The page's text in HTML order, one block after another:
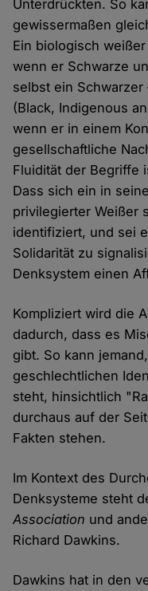
Unterdrückten. So
gewissermaßen
Ein biologisch
wenn er Schwarze
selbst ein Schwarzer
(Black, Indigenous
wenn er in einem
gesellschaftliche
Fluidität der Begriffe
Dass sich ein in
privilegierter Weißer
identifiziert, und sei
Solidarität zu
Denksystem einen
Kompliziert wird die
dadurch, dass es
gibt. So kann
geschlechtlichen
steht, hinsichtlich
durchaus auf der
Fakten stehen.
Im Kontext des
Denksysteme steht
Association und
Richard Dawkins.
Dawkins hat in den